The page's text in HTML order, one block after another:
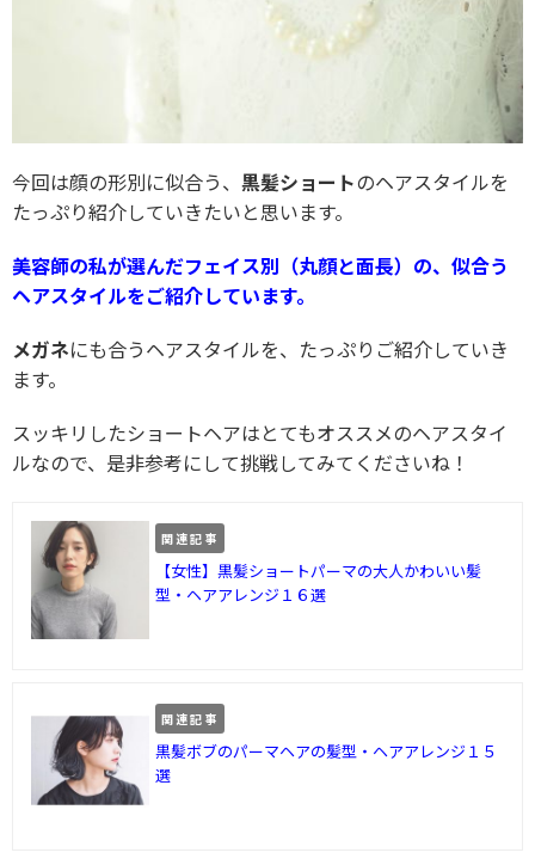
今回は顔の形別に似合う、 黒髪ショートのヘアスタイルを
たっぷり紹介していきたいと思います。
美容師の私が選んだフェイス別（丸顔と面長）の、似合う
ヘアスタイルをご紹介しています。
メガネにも合うヘアスタイルを、たっぷりご紹介していき
ます。
スッキリしたショートヘアはとてもオススメのヘアスタイ
ルなので、是非参考にして挑戦してみてくださいね！
関連記事
【女性】黒髪ショートパーマの大人かわいい髪
型・ヘアアレンジ１６選
関連記事
黒髪ボブのパーマヘアの髪型・ヘアアレンジ１５
選